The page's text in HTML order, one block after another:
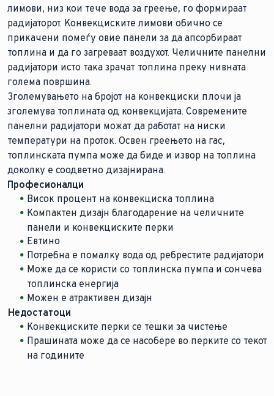
лимови, низ кои тече вода за греење, го формираат
радијаторот. Конвекциските лимови обично се
прикачени помеѓу овие панели за да апсорбираат
топлина и да го загреваат воздухот. Челичните панелни
радијатори исто така зрачат топлина преку нивната
голема површина.
Зголемувањето на бројот на конвекциски плочи ја
зголемува топлината од конвекцијата. Современите
панелни радијатори можат да работат на ниски
температури на проток. Освен греењето на гас,
топлинската пумпа може да биде и извор на топлина
доколку е соодветно дизајнирана.
Професионалци
Висок процент на конвекциска топлина
Компактен дизајн благодарение на челичните
панели и конвекциските перки
Евтино
Потребна е помалку вода од ребрестите радијатори
Може да се користи со топлинска пумпа и сончева
топлинска енергија
Можен е атрактивен дизајн
Недостатоци
Конвекциските перки се тешки за чистење
Прашината може да се насобере во перките со текот
на годините